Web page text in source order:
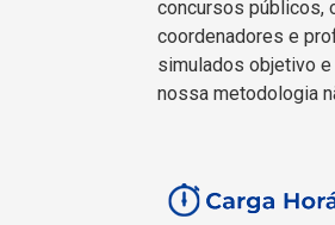
concursos públicos,
coordenadores e
simulados objetivo
nossa metodologia